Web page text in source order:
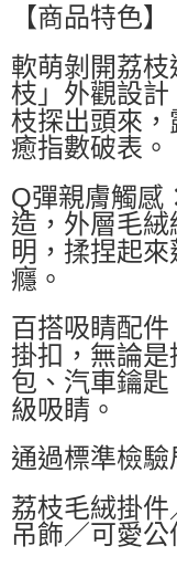
萊爾富取貨付款
每筆NT$60，滿
付款後萊爾富取貨
每筆NT$60，滿
每筆NT$60，滿
付款後7-11取貨
每筆NT$60，滿
宅配
每筆NT$80，滿
國家/地區配送0330
【商品特色】
軟萌剝開荔
枝」外觀設
枝探出頭來
癒指數破表。
Q彈親膚觸感
造，外層毛
明，揉捏起
癮。
百搭吸睛配
掛扣，無論
包、汽車鑰
級吸睛。
通過標準檢
荔枝毛絨掛
吊飾／可愛公